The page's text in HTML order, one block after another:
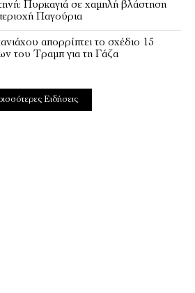
Πυρκαγιά σε χαμηλή βλάστηση
Παγούρια
απορρίπτει το σχέδιο 15
του Τραμπ για τη Γάζα
Ειδήσεις